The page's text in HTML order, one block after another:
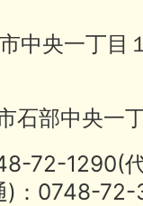
中央一丁目
石部中央一
72-
)：0748-